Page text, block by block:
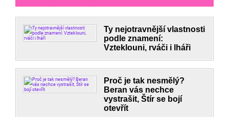
Ty nejotravnější vlastnosti
podle znamení:
Vzteklouni, rváči i lháři
Proč je tak nesmělý?
Beran vás nechce
vystrašit, Štír se bojí
otevřít